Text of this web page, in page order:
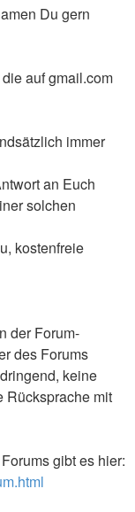
Du gern
auf gmail.com
immer
an Euch
solchen
kostenfreie
der Forum-
des Forums
keine
Rücksprache mit
gibt es hier: